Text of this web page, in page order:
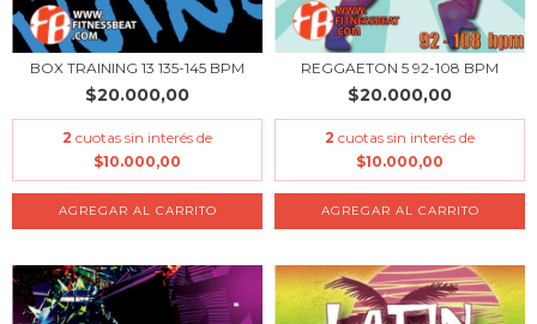
BOX TRAINING 13 135-145 BPM
$20.000,00
2 cuotas sin interés de
$10.000,00
REGGAETON 5 92-108 BPM
$20.000,00
2 cuotas sin interés de
$10.000,00